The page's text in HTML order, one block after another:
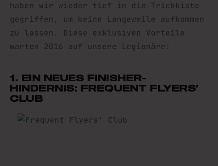
haben wir wieder tief in die Trickkiste
gegriffen, um keine Langeweile aufkommen
zu lassen. Diese exklusiven Vorteile
warten 2016 auf unsere Legionäre:
1. EIN NEUES FINISHER-
HINDERNIS: FREQUENT FLYERS’
CLUB